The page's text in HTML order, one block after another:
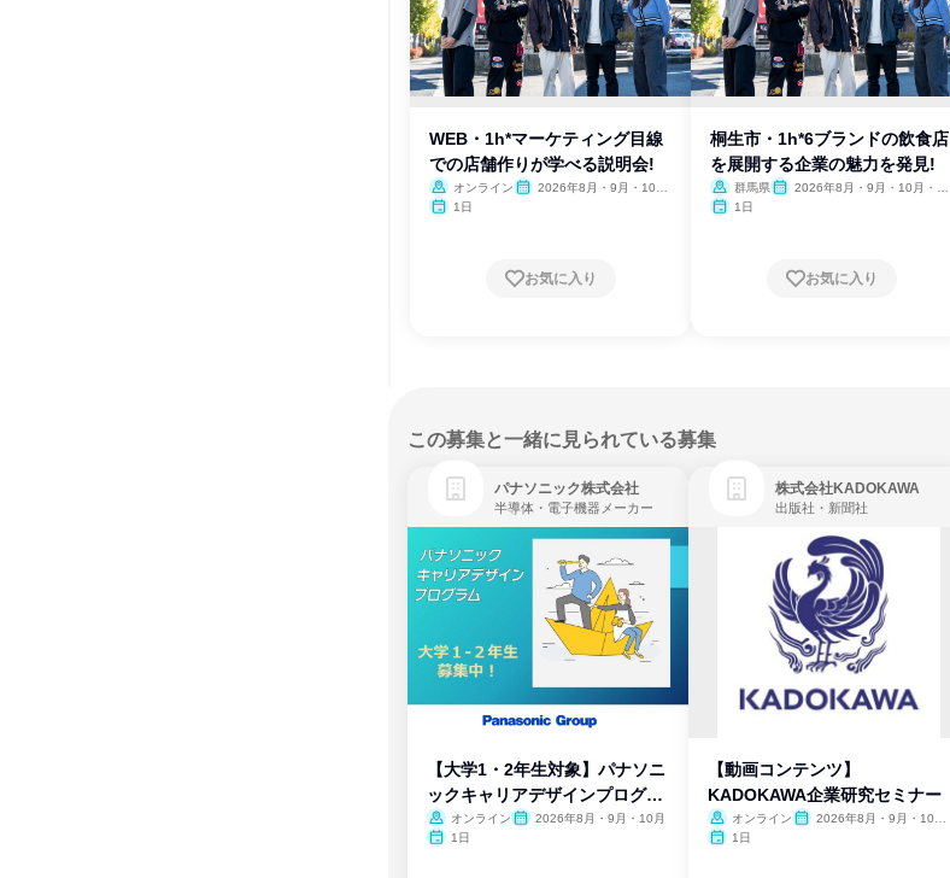
WEB・1h*マーケティング目線
での店舗作りが学べる説明会!
オンライン
2026年8月・9月・10
1日
お気に入り
桐生市・1h*6ブランドの飲食店
を展開する企業の魅力を発見!
群馬県
2026年8月・9月・10月・11
1日
お気に入り
この募集と一緒に見られている募集
パナソニック株式会社
半導体・電子機器メーカー
【大学1・2年生対象】パナソニ
ックキャリアデザインプログラ
ム
オンライン
2026年8月・9月・10月
1日
株式会社KADOKAWA
出版社・新聞社
【動画コンテンツ】
KADOKAWA企業研究セミナー
オンライン
2026年8月・9月・10
1日